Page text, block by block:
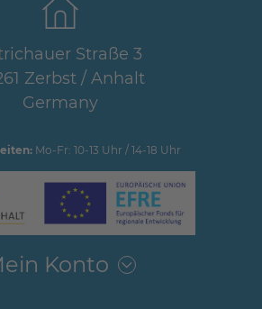
Straße 3
Zerbst / Anhalt
Germany
Mo-Fr: 10-13 Uhr / 14-18 Uhr
Konto